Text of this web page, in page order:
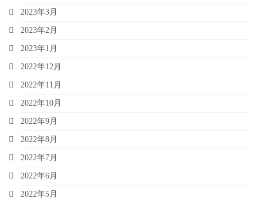
2023年3月
2023年2月
2023年1月
2022年12月
2022年11月
2022年10月
2022年9月
2022年8月
2022年7月
2022年6月
2022年5月